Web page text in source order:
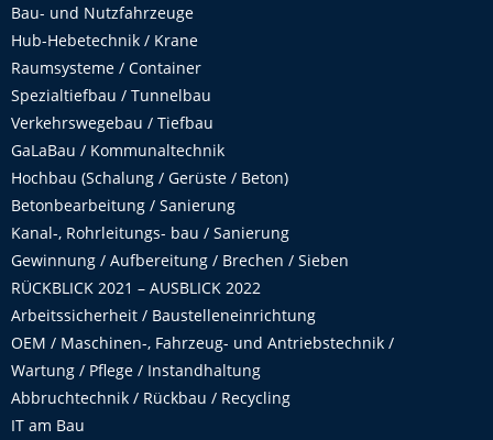
Bau- und Nutzfahrzeuge
Hub-Hebetechnik / Krane
Raumsysteme / Container
Spezialtiefbau / Tunnelbau
Verkehrswegebau / Tiefbau
GaLaBau / Kommunaltechnik
Hochbau (Schalung / Gerüste / Beton)
Betonbearbeitung / Sanierung
Kanal-, Rohrleitungs- bau / Sanierung
Gewinnung / Aufbereitung / Brechen / Sieben
RÜCKBLICK 2021 – AUSBLICK 2022
Arbeitssicherheit / Baustelleneinrichtung
OEM / Maschinen-, Fahrzeug- und Antriebstechnik /
Wartung / Pflege / Instandhaltung
Abbruchtechnik / Rückbau / Recycling
IT am Bau